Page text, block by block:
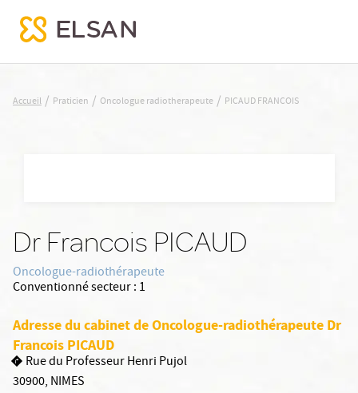
PICAUD FRANCOIS
Accueil / Praticien / Oncologue radiotherapeute / PICAUD FRANCOIS
Dr Francois PICAUD
Oncologue-radiothérapeute
Conventionné secteur : 1
Adresse du cabinet de Oncologue-radiothérapeute Dr
Francois PICAUD
Rue du Professeur Henri Pujol
30900, NIMES